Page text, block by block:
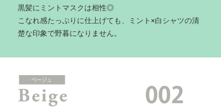
黒髪にミントマスクは相性◎
こなれ感たっぷりに仕上げても、ミント×白シャツの清
楚な印象で野暮になりません。